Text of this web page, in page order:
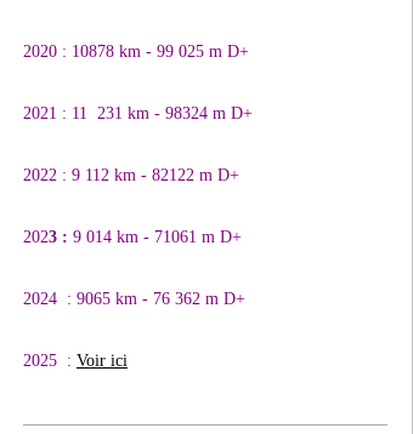
2020 : 10878 km - 99 025 m D+
2021 : 11 231 km - 98324 m D+
2022 : 9 112 km - 82122 m D+
2023 : 9 014 km - 71061 m D+
2024 : 9065 km - 76 362 m D+
2025 : Voir ici